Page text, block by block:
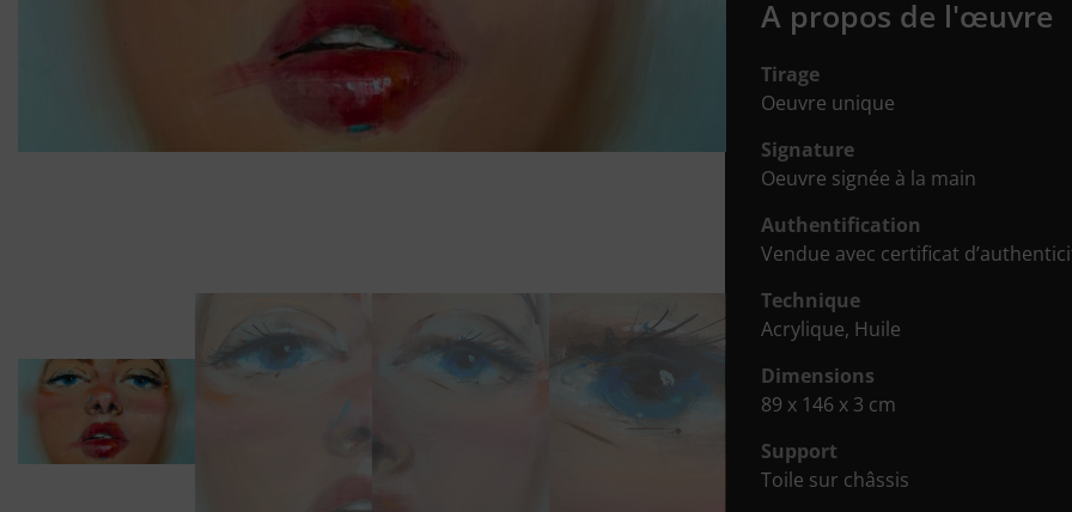
A propos de l'œuvre
Tirage
Oeuvre unique
Signature
Oeuvre signée à la main
Authentification
Vendue avec certificat
Technique
Acrylique, Huile
Dimensions
89 x 146 x 3 cm
Support
Toile sur châssis